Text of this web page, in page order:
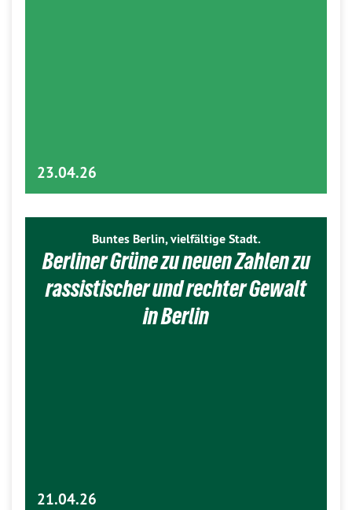
23.04.26
Buntes Berlin, vielfältige Stadt.
Berliner Grüne zu neuen Zahlen zu
rassistischer und rechter Gewalt
in Berlin
21.04.26